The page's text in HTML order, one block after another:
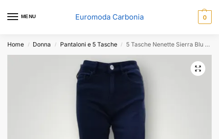
MENU Euromoda Carbonia 0
Home / Donna / Pantaloni e 5 Tasche / 5 Tasche Nenette Sierra Blu Navy